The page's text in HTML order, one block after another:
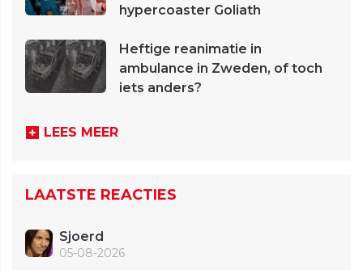
hypercoaster Goliath
Heftige reanimatie in
ambulance in Zweden, of toch
iets anders?
LEES MEER
LAATSTE REACTIES
Sjoerd
05-08-2026